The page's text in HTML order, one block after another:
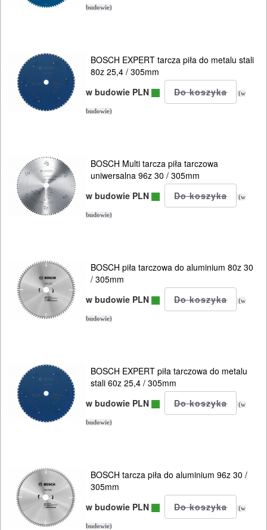
udarowych
Do
lamelownic
Do
młotowiertarek
Do
udarowych
Do
nożyc
do
Do
odkurzaczy
Do
pilarek
i
zagłębiar..
budowie)
BOSCH EXPERT tarcza piła do metalu stali
80z 25,4 / 305mm
w budowie PLN
(w
budowie)
BOSCH Multi tarcza piła tarczowa
uniwersalna 96z 30 / 305mm
w budowie PLN
(w
budowie)
BOSCH piła tarczowa do aluminium 80z 30
/ 305mm
w budowie PLN
(w
budowie)
BOSCH EXPERT piła tarczowa do metalu
stali 60z 25,4 / 305mm
w budowie PLN
(w
budowie)
BOSCH tarcza piła do aluminium 96z 30 /
305mm
w budowie PLN
(w
budowie)